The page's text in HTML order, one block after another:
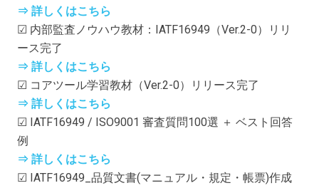
⇒ 詳しくはこちら
☑ 内部監査ノウハウ教材：IATF16949（Ver.2-0）リリ
ース完了
⇒ 詳しくはこちら
☑ コアツール学習教材（Ver.2-0）リリース完了
⇒ 詳しくはこちら
☑ IATF16949 / ISO9001 審査質問100選 ＋ ベスト回答
例
⇒ 詳しくはこちら
☑ IATF16949_品質文書(マニュアル・規定・帳票)作成